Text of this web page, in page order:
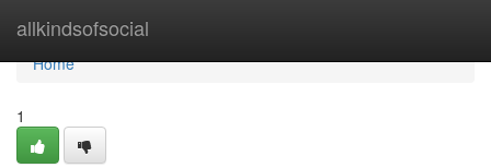
allkindsofsocial
Home
Home
1